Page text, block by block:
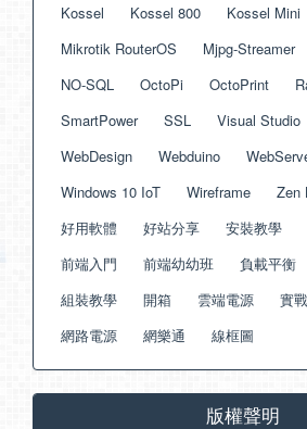
Kossel
Kossel 800 Kossel Mini
Mikrotik RouterOS
Mjpg-Streamer
NO-SQL
OctoPi OctoPrint
SmartPower
SSL Visual Studio
WebDesign
Webduino
Windows 10 IoT
Wireframe
Zen
好用軟體
好站分享 安裝教學
前端入門
前端幼幼班 負載平衡
組裝教學
開箱 雲端電源 實戰
網路電源
網樂通 線框圖
版權聲明